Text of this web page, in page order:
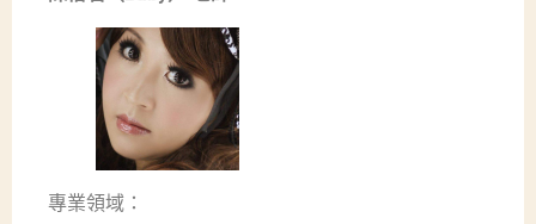
專業領域：